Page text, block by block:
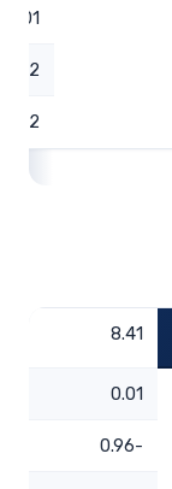
0.01
1.12
1.32
8.41
0.01
-0.96